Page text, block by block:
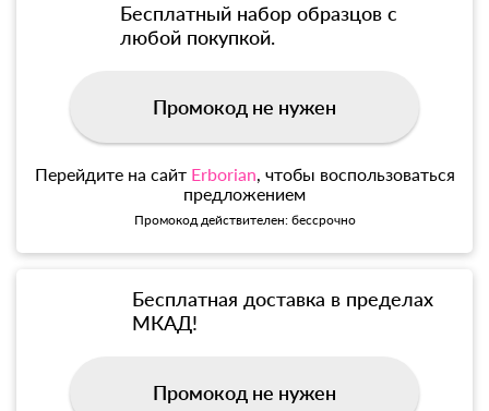
Бесплатный набор образцов с
любой покупкой.
Промокод не нужен
Перейдите на сайт Erborian, чтобы воспользоваться
предложением
Промокод действителен: бессрочно
Бесплатная доставка в пределах
МКАД!
Промокод не нужен